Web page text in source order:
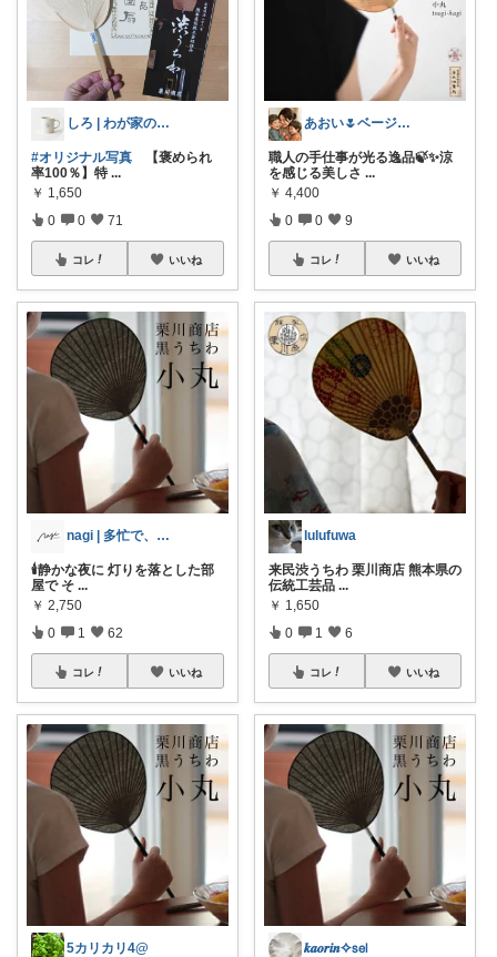
しろ | わが家の定番たち
#オリジナル写真 【褒められ
率100％】特 ...
￥ 1,650
0 0 71
コレ いいね
nagi | 多忙で、時々お休み
🕯️静かな夜に 灯りを落とした部
屋で そ ...
￥ 2,750
0 1 62
コレ いいね
5カリカリ4@
あおい🌷ベージュ好き♡時短アイテム好き
職人の手仕事が光る逸品🍃✨涼
を感じる美しさ ...
￥ 4,400
0 0 9
コレ いいね
lulufuwa
来民渋うちわ 栗川商店 熊本県の
伝統工芸品 ...
￥ 1,650
0 1 6
コレ いいね
𝒌𝒂𝒐𝒓𝒊𝒏✧𝗌𝖾𝗅